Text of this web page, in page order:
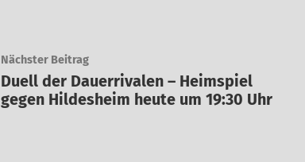
Nächster Beitrag
Duell der Dauerrivalen – Heimspiel
gegen Hildesheim heute um 19:30 Uhr